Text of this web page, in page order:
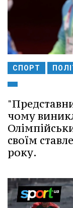
СПОРТ
чому
своїм
року.